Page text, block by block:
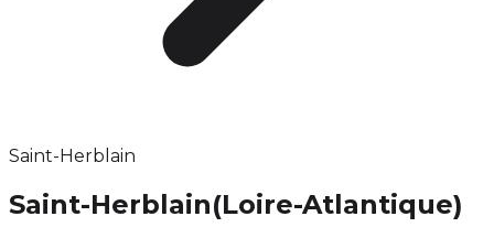
Saint-Herblain
Saint-Herblain(Loire-Atlantique)